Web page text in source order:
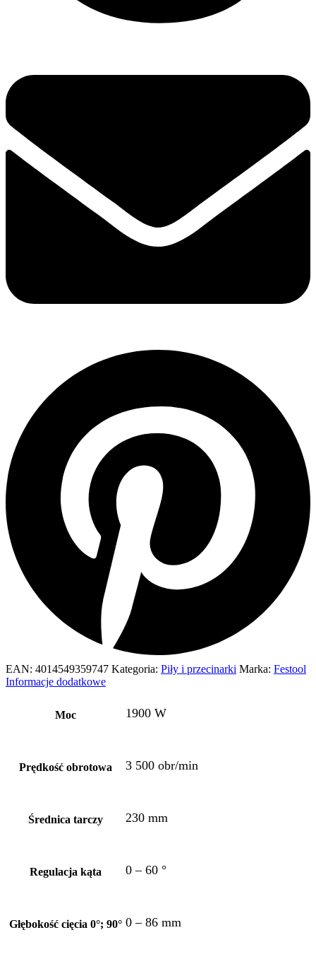
EAN: 4014549359747 Kategoria: Piły i przecinarki Marka: Festool
Informacje dodatkowe
Moc 1900 W
Prędkość obrotowa 3 500 obr/min
Średnica tarczy 230 mm
Regulacja kąta 0 – 60 °
Głębokość cięcia 0°; 90° 0 – 86 mm